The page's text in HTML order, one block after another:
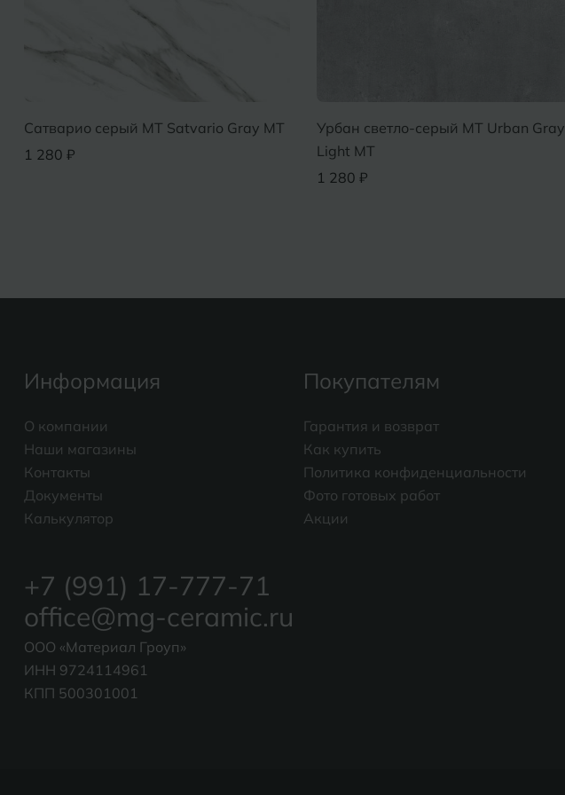
Сатварио серый MT Satvario Gray МТ
1 280 ₽
Урбан светло-серый MT Urban Gray
Light МТ
1 280 ₽
Информация
О компании
Наши магазины
Контакты
Документы
Калькулятор
Покупателям
Гарантия и возврат
Как купить
Политика конфиденциальности
Фото готовых работ
Акции
+7 (991) 17-777-71
office@mg-ceramic.ru
ООО «Материал Гроуп»
ИНН 9724114961
КПП 500301001